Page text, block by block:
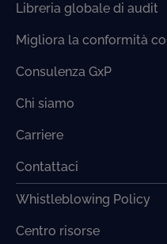
Libreria globale di audit
Migliora la conformità
Consulenza GxP
Chi siamo
Carriere
Contattaci
Whistleblowing Policy
Centro risorse